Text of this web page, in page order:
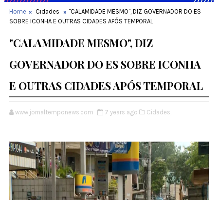
Home Cidades
"CALAMIDADE MESMO", DIZ GOVERNADOR DO ES
SOBRE ICONHA E OUTRAS CIDADES APÓS TEMPORAL
"CALAMIDADE MESMO", DIZ
GOVERNADOR DO ES SOBRE ICONHA
E OUTRAS CIDADES APÓS TEMPORAL
www.jornaltemponews.com 7 years ago Cidades,